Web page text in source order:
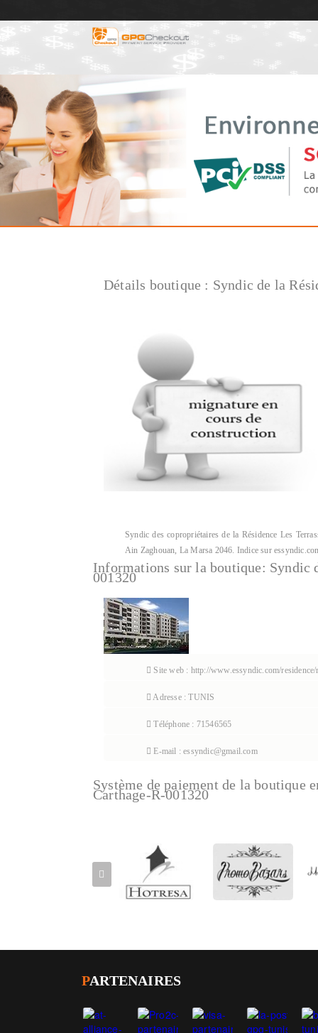
Détails boutique : Syndic de la
Syndic des copropriétaires de la Résidence Les
Ain Zaghouan, La Marsa 2046. Indice sur
Informations sur la boutique: Syndic
001320
Site web : http://www.essyndic.com/
Adresse : TUNIS
Téléphone : 71546565
E-mail : essyndic@gmail.com
Système de paiement de la boutique
Carthage-R-001320
PARTENAIRES